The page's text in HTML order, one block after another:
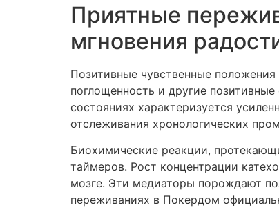
Приятные
мгновения
Позитивные чувственные
поглощенность и другие
состояниях характеризуется
отслеживания хронологических
Биохимические реакции,
таймеров. Рост концентрации
мозге. Эти медиаторы порождают
переживаниях в Покердом